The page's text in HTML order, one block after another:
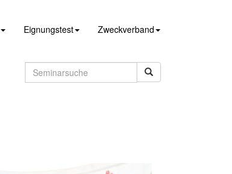
Eignungstest Zweckverband